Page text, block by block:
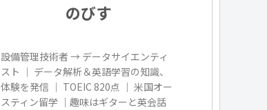
のびす
設備管理技術者 → データサイエンティ
スト ｜ データ解析＆英語学習の知識、
体験を発信 ｜ TOEIC 820点 ｜ 米国オー
スティン留学 ｜趣味はギターと英会話